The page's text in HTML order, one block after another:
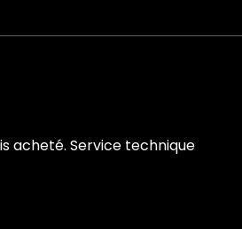
acheté. Service technique